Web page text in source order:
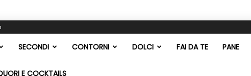
SECONDI CONTORNI DOLCI FAI DA TE PANE
E COCKTAILS